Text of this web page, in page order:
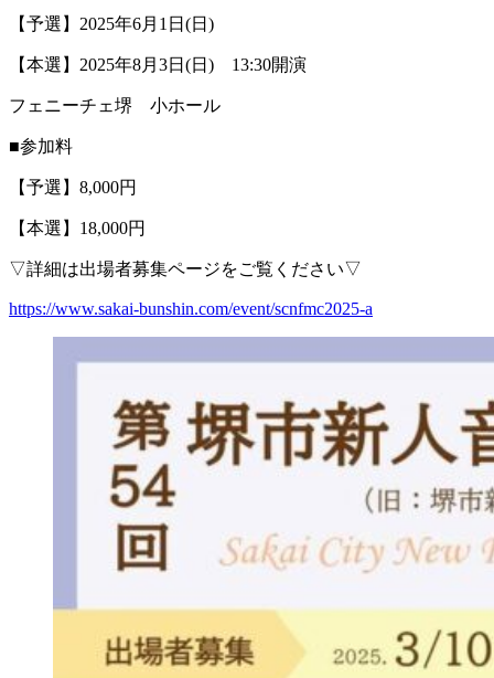
【予選】2025年6月1日(日)
【本選】2025年8月3日(日) 13:30開演
フェニーチェ堺 小ホール
■参加料
【予選】8,000円
【本選】18,000円
▽詳細は出場者募集ページをご覧ください▽
https://www.sakai-bunshin.com/event/scnfmc2025-a